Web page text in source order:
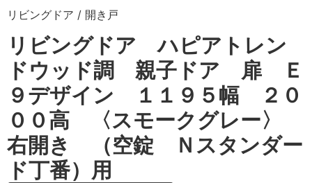
リビングドア / 開き戸
リビングドア ハピアトレン
ドウッド調 親子ドア 扉 Ｅ
９デザイン １１９５幅 ２０
００高 〈スモークグレー〉
右開き （空錠 Ｎスタンダー
ド丁番）用